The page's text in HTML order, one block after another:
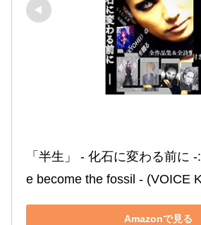
「半生」 ‐ 化石に変わる前に
e become the fossil ‐ (VOICE
Amazonで見る